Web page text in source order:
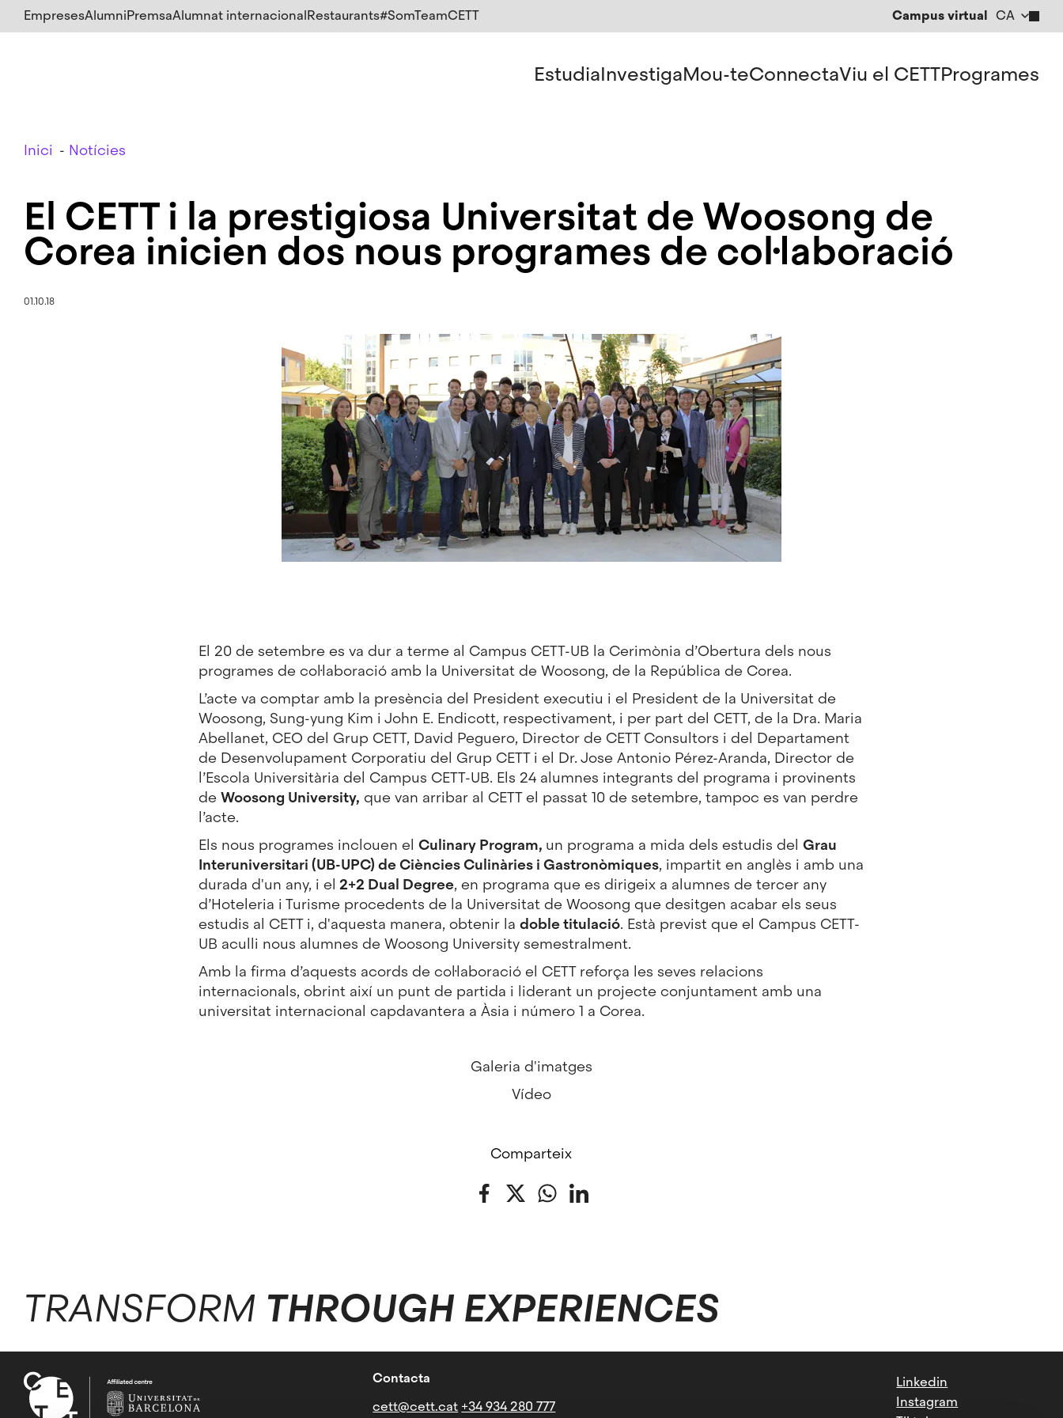
Salta
al
EmpresesAlumniPremsaAlumnat internacionalRestaurants#SomTeamCETT Campus virtual CA
EN
EstudiaInvestigaMou-teConnectaViu el CETTProgrames
Breadcrumb
Inici Notícies
El CETT i la prestigiosa Universitat de Woosong de
Corea inicien dos nous programes de col·laboració
01.10.18
El 20 de setembre es va dur a terme al Campus CETT-UB la Cerimònia d’Obertura dels nous
programes de col·laboració amb la Universitat de Woosong, de la República de Corea.
L’acte va comptar amb la presència del President executiu i el President de la Universitat de
Woosong, Sung-yung Kim i John E. Endicott, respectivament, i per part del CETT, de la Dra. Maria
Abellanet, CEO del Grup CETT, David Peguero, Director de CETT Consultors i del Departament
de Desenvolupament Corporatiu del Grup CETT i el Dr. Jose Antonio Pérez-Aranda, Director de
l’Escola Universitària del Campus CETT-UB. Els 24 alumnes integrants del programa i provinents
de Woosong University, que van arribar al CETT el passat 10 de setembre, tampoc es van perdre
l’acte.
Els nous programes inclouen el Culinary Program, un programa a mida dels estudis del Grau
Interuniversitari (UB-UPC) de Ciències Culinàries i Gastronòmiques, impartit en anglès i amb una
durada d'un any, i el 2+2 Dual Degree, en programa que es dirigeix a alumnes de tercer any
d’Hoteleria i Turisme procedents de la Universitat de Woosong que desitgen acabar els seus
estudis al CETT i, d'aquesta manera, obtenir la doble titulació. Està previst que el Campus CETT-
UB aculli nous alumnes de Woosong University semestralment.
Amb la firma d’aquests acords de col·laboració el CETT reforça les seves relacions
internacionals, obrint així un punt de partida i liderant un projecte conjuntament amb una
universitat internacional capdavantera a Àsia i número 1 a Corea.
Galeria d'imatges
Vídeo
Comparteix
Facebook
TwitterWhatsApp
LinkedIn
TRANSFORM THROUGH EXPERIENCES
Contacta
cett@cett.cat +34 934 280 777
Linkedin
Instagram